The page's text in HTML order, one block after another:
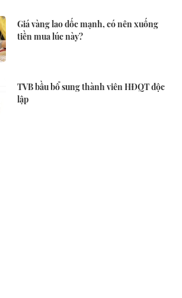
Giá vàng lao dốc mạnh, có nên xuống
tiền mua lúc này?
TVB bầu bổ sung thành viên HĐQT độc
lập